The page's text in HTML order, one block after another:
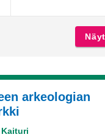
arkeologian
Kaituri